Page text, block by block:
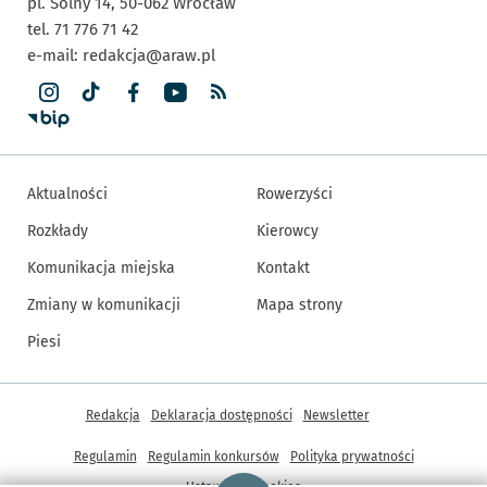
tel. 71 776 71 42
e-mail: redakcja@araw.pl
Aktualności
Rozkłady
Komunikacja miejska
Zmiany w komunikacji
Piesi
Rowerzyści
Kierowcy
Kontakt
Mapa strony
Inne informacje
Redakcja Deklaracja dostępności Newsletter
Regulamin Regulamin konkursów
Polityka prywatności